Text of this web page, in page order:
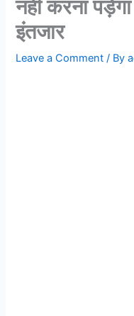
नहीं करना
इंतजार
Leave a Comment / By